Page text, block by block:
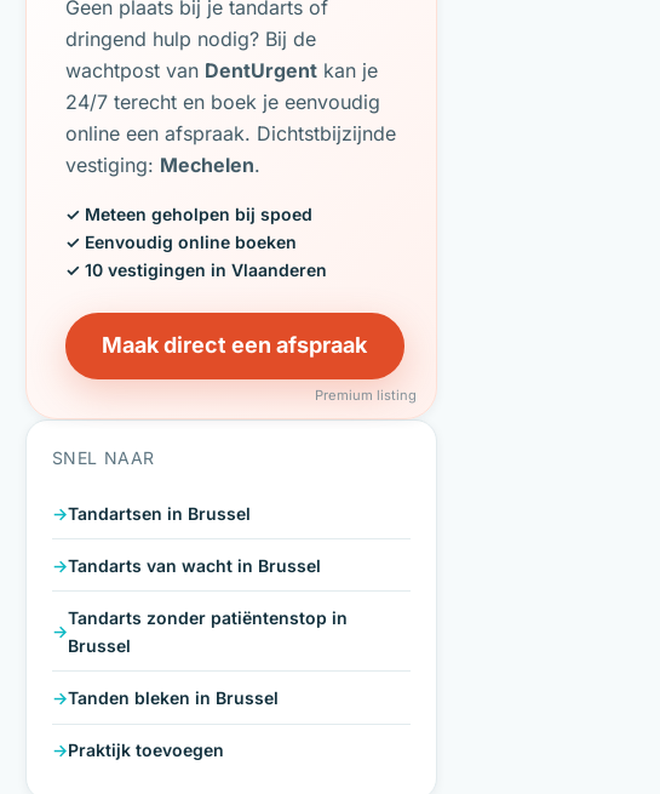
Geen plaats bij je tandarts of
dringend hulp nodig? Bij de
wachtpost van DentUrgent kan je
24/7 terecht en boek je eenvoudig
online een afspraak. Dichtstbijzijnde
vestiging: Mechelen.
✓ Meteen geholpen bij spoed
✓ Eenvoudig online boeken
✓ 10 vestigingen in Vlaanderen
Maak direct een afspraak
Premium listing
SNEL NAAR
Tandartsen in Brussel
Tandarts van wacht in Brussel
Tandarts zonder patiëntenstop in
Brussel
Tanden bleken in Brussel
Praktijk toevoegen